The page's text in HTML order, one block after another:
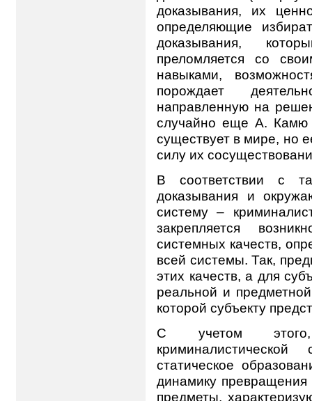
доказывания, их
определяющие
доказывания,
преломляется со
навыками,
порождает
направленную на
случайно еще А. Камю
существует в мире, но
силу их
В соответствии с
доказывания и
систему –
закрепляется
системных качеств,
всей системы. Так,
этих качеств, а для
реальной и
которой субъекту
С учетом этого,
статическое
динамику превращения
предметы,